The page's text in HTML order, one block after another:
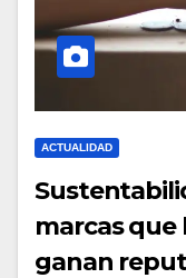
ACTUALIDAD
marcas que
ganan